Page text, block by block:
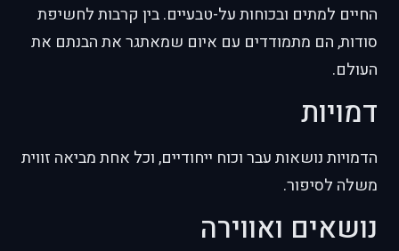
החיים למתים ובכוחות על-טבעיים. בין קרבות לחשיפת
סודות, הם מתמודדים עם איום שמאתגר את הבנתם את
העולם.
דמויות
הדמויות נושאות עבר וכוח ייחודיים, וכל אחת מביאה זווית
משלה לסיפור.
נושאים ואווירה